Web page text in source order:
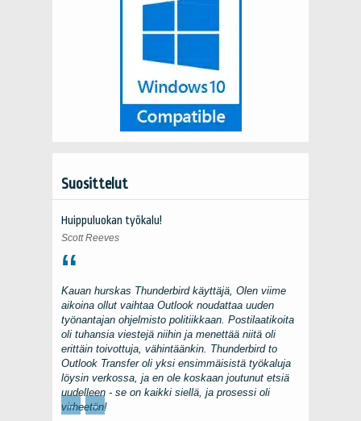
Suosittelut
Huippuluokan työkalu!
Scott Reeves
Kauan hurskas Thunderbirdkäyttäjä, Olen viime
aikoina ollut vaihtaa Outlook noudattaa uuden
työnantajan ohjelmisto politiikkaan. Postilaatikoita
oli tuhansia viestejä niihin ja menettää niitä oli
erittäin toivottuja, vähintäänkin. Thunderbird to
Outlook Transferoli yksi ensimmäisistä työkaluja
löysin verkossa, ja en ole koskaan joutunut etsiä
uudelleen - se on kaikki siellä, ja prosessi oli
virheetön!
← →